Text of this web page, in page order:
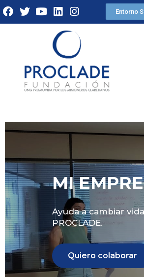
Entorno
MI
Ayuda a cambiar
PROCLADE.
Quiero colaborar